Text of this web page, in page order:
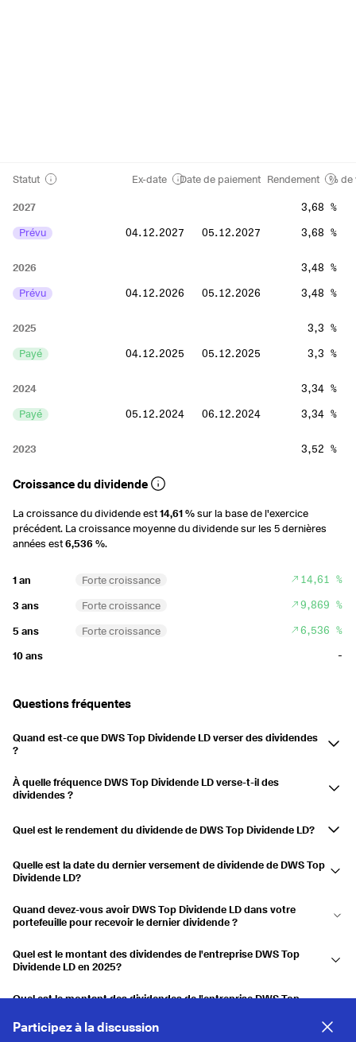
Statut Ex-date Date de paiement Rendement % de
2027
3,68 %
Prévu
04.12.2027 05.12.2027 3,68 %
2026
3,48 %
Prévu
04.12.2026 05.12.2026 3,48 %
2025
3,3 %
Payé
04.12.2025 05.12.2025 3,3 %
2024
3,34 %
Payé
05.12.2024 06.12.2024 3,34 %
2023
3,52 %
23.11.2023
2022
3,04 %
Payé
24.11.2022 25.11.2022 3,04 %
2020
3,14 %
Payé
2018
2,82 %
Payé
22.11.2018 23.11.2018
Questions fréquentes
Quand est-ce que DWS Top Dividende LD verser des dividendes
?
décembre.
À quelle fréquence DWS Top Dividende LD verse-t-il des
dividendes ?
Quel est le rendement du dividende de DWS Top Dividende LD?
distributions ont augmenté de 9,87 % au cours des 3 dernières années.
Quelle est la date du dernier versement de dividende de DWS Top
Dividende LD?
Quand devez-vous avoir DWS Top Dividende LD dans votre
portefeuille pour recevoir le dernier dividende ?
vous avez reçu le dividende.
Quel est le montant des dividendes de l'entreprise DWS Top
Dividende LD en 2025?
Quel est le montant des dividendes de l'entreprise DWS Top
DWS Top Dividende LD a versé un dividende de 5,182 $US en 2024.
Croissance du dividende
La croissance du dividende est14,61 %sur la base de l'exercice
précédent. La croissance moyenne du dividende sur les 5 dernières
années est6,536 %.
1 an Forte croissance 14,61 %
3 ans Forte croissance 9,869 %
5 ans Forte croissance
6,536 %
10 ans
-
Participez à la discussion